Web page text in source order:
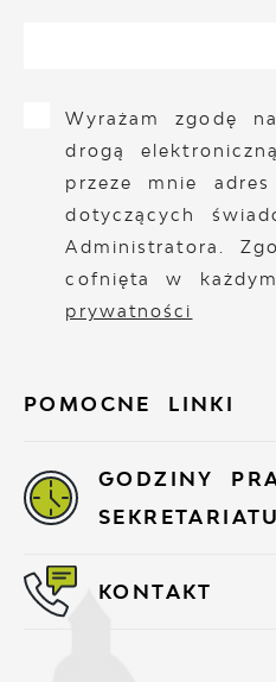
POMOCNE LINKI
Wyrażam zgodę
drogą
przeze mnie
dotyczących
Administratora.
cofnięta w
prywatności
GODZINY
SEKRETARIATU
KONTAKT